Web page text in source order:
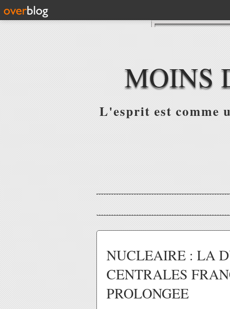
MOINS
L'esprit est comme
NUCLEAIRE : LA
CENTRALES
PROLONGEE